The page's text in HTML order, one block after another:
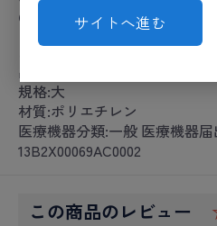
サイトへ進む
●未滅菌（EOG滅菌可）。
カタログコード:24-3812-00
品番:ME6507
規格:大
材質:ポリエチレン
医療機器分類:一般 医療機器届
13B2X00069AC0002
この商品のレビュー